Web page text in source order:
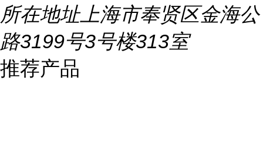
所在地址上海市奉贤区金海公
路3199号3号楼313室
推荐产品